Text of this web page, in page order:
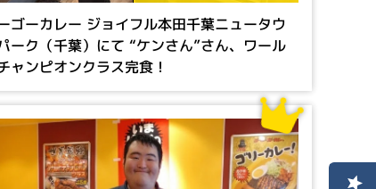
ゴーカレー ジョイフル本田千葉ニュータウ
ーク（千葉）にて “ケンさん”さん、ワール
ャンピオンクラス完食！